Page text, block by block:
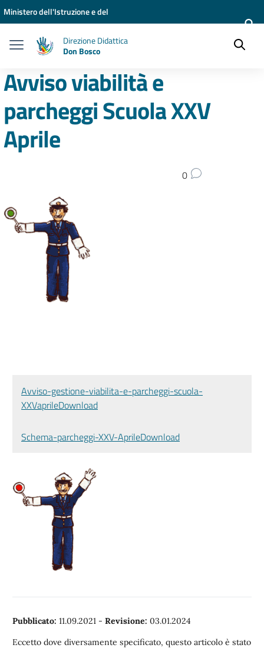
Vai ai contenuti
Vai al menu di navigazione
Vai al footer
Ministero dell'Istruzione e del
Direzione Didattica
Don Bosco
Avviso viabilità e
parcheggi Scuola XXV
Aprile
0
Avviso-gestione-viabilita-e-parcheggi-scuola-
XXVaprileDownload
Schema-parcheggi-XXV-AprileDownload
Pubblicato: 11.09.2021 - Revisione: 03.01.2024
Eccetto dove diversamente specificato, questo articolo è stato